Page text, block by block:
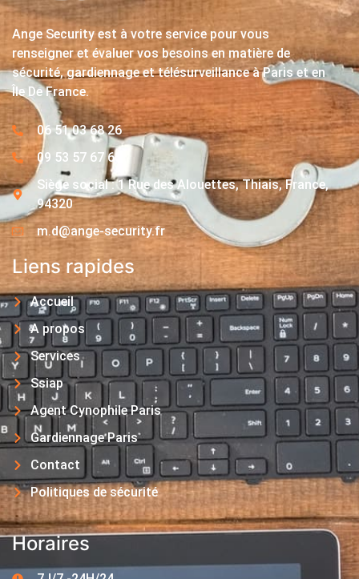
Ange Security est à votre service pour vous
renseigner et évaluer vos besoins en matière de
sécurité, gardiennage et télésurveillance à Paris et en
Île De France.
06 51 03 68 26
09 53 57 67 63
Siège social : 1 Rue des Alouettes, Thiais, France,
94320
m.d@ange-security.fr
Liens rapides
Accueil
A propos
Services
Ssiap
Agent Cynophile Paris
Gardiennage Paris
Contact
Politiques de sécurité
Horaires